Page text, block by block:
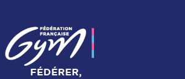
FÉDÉRER,